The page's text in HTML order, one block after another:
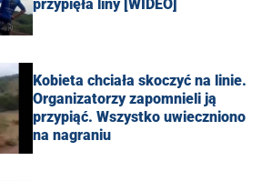
przypięła liny [WIDEO]
Kobieta chciała skoczyć na linie.
Organizatorzy zapomnieli ją
przypiąć. Wszystko uwieczniono
na nagraniu